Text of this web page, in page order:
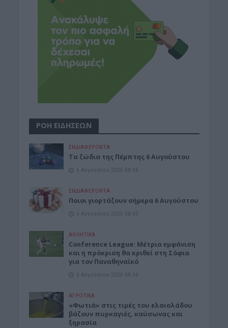
ΡΟΗ ΕΙΔΗΣΕΩΝ
ΕΝΔΙΑΦΕΡΟΝΤΑ
Tα ζώδια της Πέμπτης 6 Αυγούστου
6 Αυγούστου 2026 08:06
ΕΝΔΙΑΦΕΡΟΝΤΑ
Ποιοι γιορτάζουν σήμερα 6 Αυγούστου
6 Αυγούστου 2026 08:03
ΑΘΛΗΤΙΚΑ
Conference League: Μέτρια εμφάνιση
και η πρόκριση θα κριθεί στη Σόφια
για τον Παναθηναϊκό
6 Αυγούστου 2026 08:00
ΑΓΡΟΤΙΚΑ
«Φωτιά» στις τιμές του ελαιολάδου
βάζουν πυρκαγιές, καύσωνας και
ξηρασία